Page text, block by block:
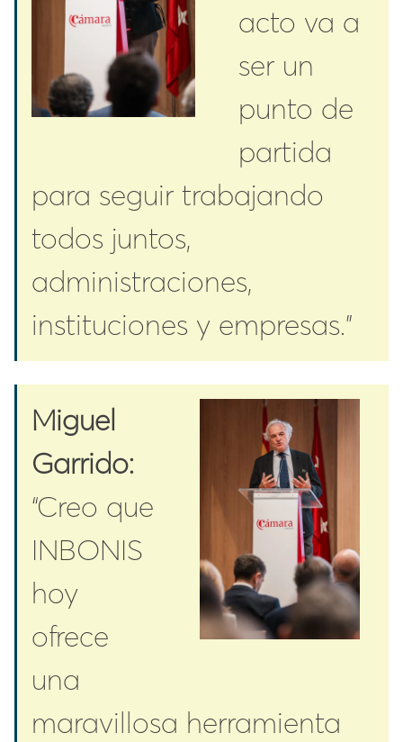
acto va a
ser un
punto de
partida
para seguir trabajando
todos juntos,
administraciones,
instituciones y empresas.”
Miguel
Garrido:
“Creo que
INBONIS
hoy
ofrece
una
maravillosa herramienta